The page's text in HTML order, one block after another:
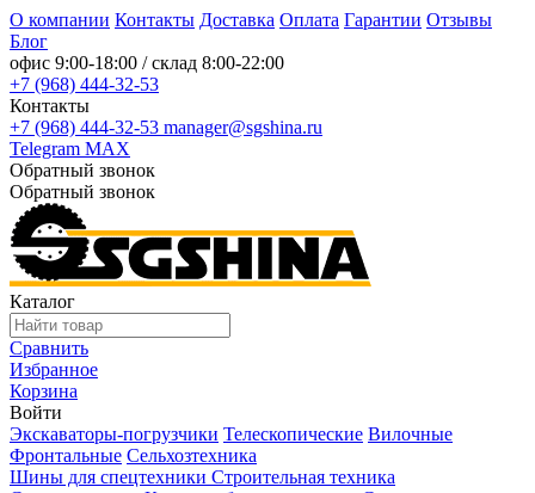
О компании Контакты Доставка Оплата Гарантии Отзывы
Блог
офис 9:00-18:00 / склад 8:00-22:00
+7 (968) 444-32-53
Контакты
+7 (968) 444-32-53 manager@sgshina.ru
Telegram MAX
Обратный звонок
Обратный звонок
Каталог
Сравнить
Избранное
Корзина
Войти
Экскаваторы-погрузчики Телескопические Вилочные
Фронтальные Сельхозтехника
Шины для спецтехники Строительная техника